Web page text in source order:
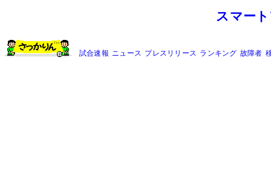
スマー
試合速報 ニュース プレスリリース ランキング 故障者